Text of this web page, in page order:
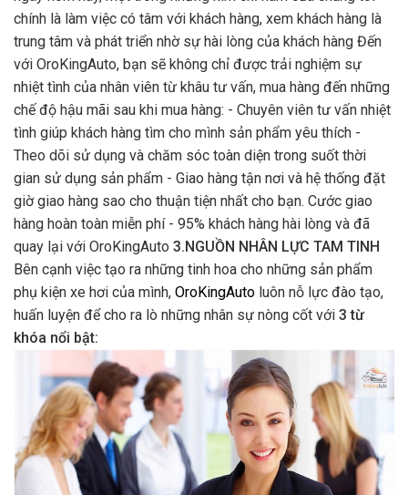
chính là làm việc có tâm với khách hàng, xem khách hàng là
trung tâm và phát triển nhờ sự hài lòng của khách hàng Đến
với OroKingAuto, bạn sẽ không chỉ được trải nghiệm sự
nhiệt tình của nhân viên từ khâu tư vấn, mua hàng đến những
chế độ hậu mãi sau khi mua hàng: - Chuyên viên tư vấn nhiệt
tình giúp khách hàng tìm cho mình sản phẩm yêu thích -
Theo dõi sử dụng và chăm sóc toàn diện trong suốt thời
gian sử dụng sản phẩm - Giao hàng tận nơi và hệ thống đặt
giờ giao hàng sao cho thuận tiện nhất cho bạn. Cước giao
hàng hoàn toàn miễn phí - 95% khách hàng hài lòng và đã
quay lại với OroKingAuto 3.NGUỒN NHÂN LỰC TAM TINH
Bên cạnh việc tạo ra những tinh hoa cho những sản phẩm
phụ kiện xe hơi của mình, OroKingAuto luôn nỗ lực đào tạo,
huấn luyện để cho ra lò những nhân sự nòng cốt với 3 từ
khóa nổi bật: